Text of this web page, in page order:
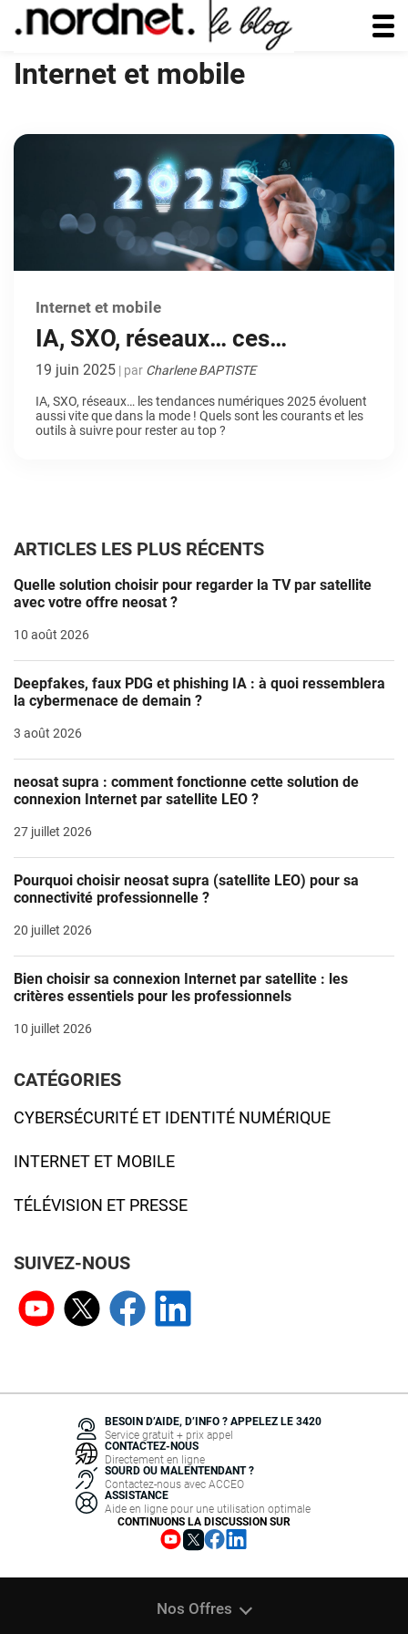
Internet et mobile
Internet et mobile
IA, SXO, réseaux… ces
tendances numériques et
innovations à suivre en 2025
19 juin 2025 | par Charlene BAPTISTE
IA, SXO, réseaux… les tendances numériques 2025 évoluent
aussi vite que dans la mode ! Quels sont les courants et les
outils à suivre pour rester au top ?
ARTICLES LES PLUS RÉCENTS
Quelle solution choisir pour regarder la TV par satellite
avec votre offre neosat ?
10 août 2026
Deepfakes, faux PDG et phishing IA : à quoi ressemblera
la cybermenace de demain ?
3 août 2026
neosat supra : comment fonctionne cette solution de
connexion Internet par satellite LEO ?
27 juillet 2026
Pourquoi choisir neosat supra (satellite LEO) pour sa
connectivité professionnelle ?
20 juillet 2026
Bien choisir sa connexion Internet par satellite : les
critères essentiels pour les professionnels
10 juillet 2026
CATÉGORIES
CYBERSÉCURITÉ ET IDENTITÉ NUMÉRIQUE
INTERNET ET MOBILE
TÉLÉVISION ET PRESSE
SUIVEZ-NOUS